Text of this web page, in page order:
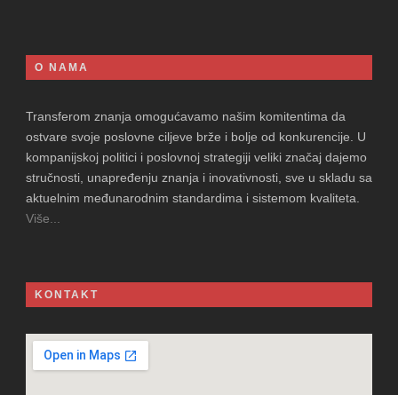
O NAMA
Transferom znanja omogućavamo našim komitentima da
ostvare svoje poslovne ciljeve brže i bolje od konkurencije. U
kompanijskoj politici i poslovnoj strategiji veliki značaj dajemo
stručnosti, unapređenju znanja i inovativnosti, sve u skladu sa
aktuelnim međunarodnim standardima i sistemom kvaliteta.
Više...
KONTAKT